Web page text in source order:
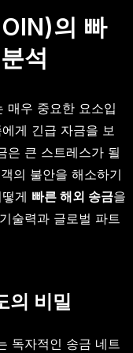
의 빠
석
매우 중요한 요소입
게 긴급 자금을 보
은 큰 스트레스가 될
의 불안을 해소하기
게 빠른 해외 송금을
술력과 글로벌 파트
의 비밀
독자적인 송금 네트